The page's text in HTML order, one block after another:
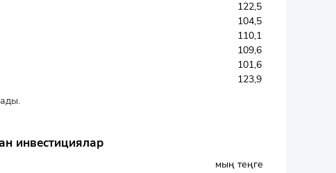
122,5
104,5
110,1
109,6
101,6
123,9
инвестициялар
мың теңге